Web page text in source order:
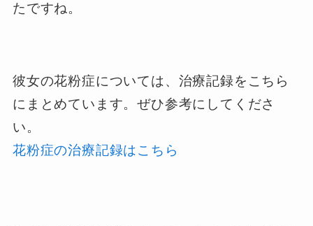
たですね。
彼女の花粉症については、治療記録をこちら
にまとめています。ぜひ参考にしてくださ
い。
花粉症の治療記録はこちら